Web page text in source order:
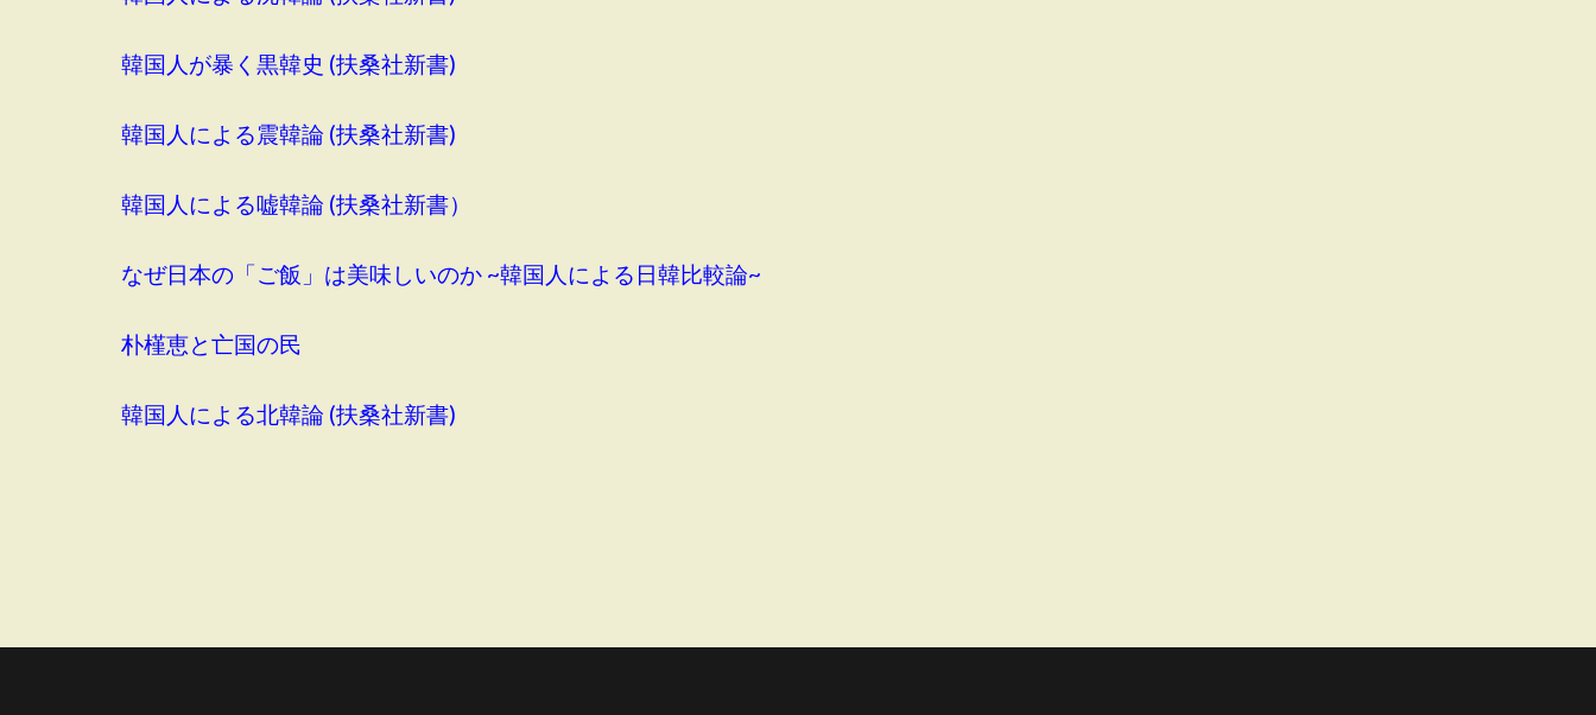
韓国人が暴く黒韓史 (扶桑社新書)
韓国人による震韓論 (扶桑社新書)
韓国人による嘘韓論 (扶桑社新書）
なぜ日本の「ご飯」は美味しいのか ~韓国人による日韓比較論~
朴槿恵と亡国の民
韓国人による北韓論 (扶桑社新書)